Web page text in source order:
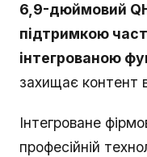
6,9-дюймовий
підтримкою
інтегрованою
захищає контент
Інтегроване
професійній